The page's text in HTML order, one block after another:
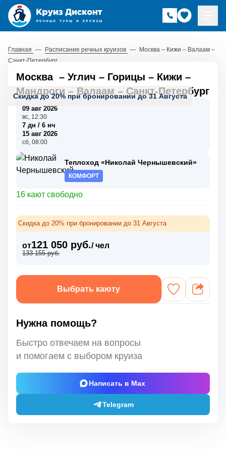
Главная — Расписание речных круизов — Москва – Кижи – Валаам –
Санкт-Петербург
Скидка до 20% при бронировании до 31 Августа
Москва – Углич – Горицы – Кижи –
Мандроги – Валаам – Санкт-Петербург
09 авг 2026
вс, 12:30
7 дн / 6 нч
15 авг 2026
сб, 08:00
Теплоход «Николай Чернышевский»
КОМФОРТ
16 кают свободно
Скидка до 20% при бронировании до 31 Августа
от121 050 руб./ чел
133 155 руб.
Выбрать каюту
Нужна помощь?
Быстро отвечаем на вопросы
и помогаем с выбором круиза
Написать в Max
Telegram